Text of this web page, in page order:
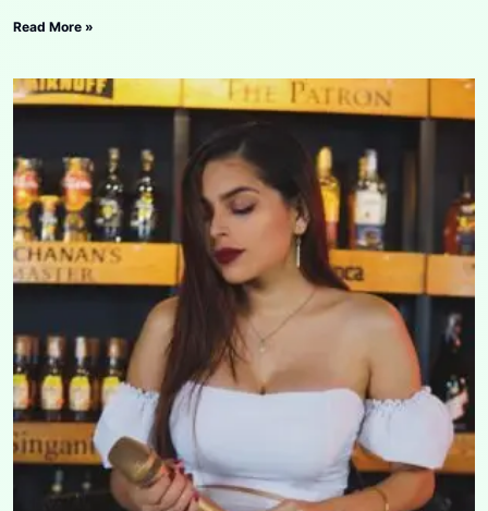
Read More »